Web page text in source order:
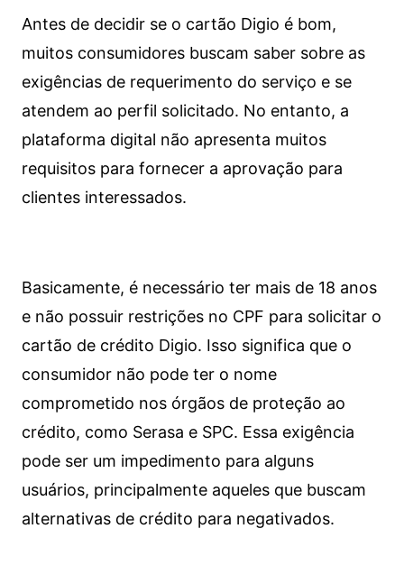
Antes de decidir se o cartão Digio é bom,
muitos consumidores buscam saber sobre as
exigências de requerimento do serviço e se
atendem ao perfil solicitado. No entanto, a
plataforma digital não apresenta muitos
requisitos para fornecer a aprovação para
clientes interessados.
Basicamente, é necessário ter mais de 18 anos
e não possuir restrições no CPF para solicitar o
cartão de crédito Digio. Isso significa que o
consumidor não pode ter o nome
comprometido nos órgãos de proteção ao
crédito, como Serasa e SPC. Essa exigência
pode ser um impedimento para alguns
usuários, principalmente aqueles que buscam
alternativas de crédito para negativados.